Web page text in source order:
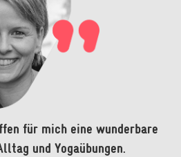
für mich eine wunderbare
und Yogaübungen.
komme ich bereits zu
die Jahre hat mich die
Anstrengung,
über die Yogalehre.